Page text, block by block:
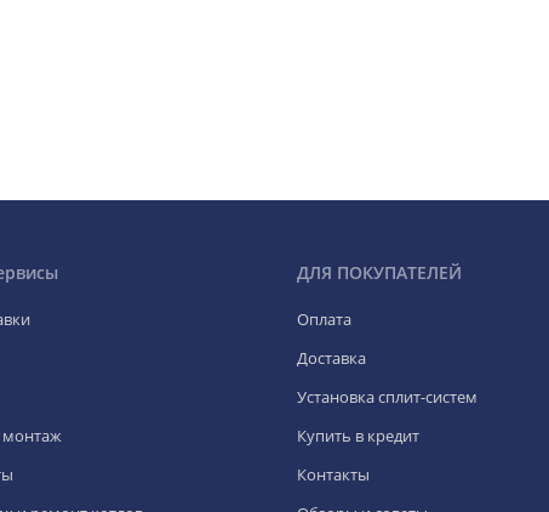
монтаж
ДЛЯ ПОКУПАТЕЛЕЙ
Оплата
Доставка
Установка сплит-систем
Купить в кредит
Контакты